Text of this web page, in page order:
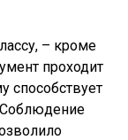
– кроме
проходит
способствует